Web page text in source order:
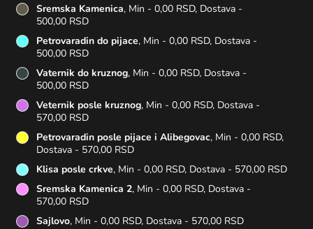
Sremska Kamenica, Min - 0,00 RSD, Dostava -
500,00 RSD
Petrovaradin do pijace, Min - 0,00 RSD, Dostava -
500,00 RSD
Vaternik do kruznog, Min - 0,00 RSD, Dostava -
500,00 RSD
Veternik posle kruznog, Min - 0,00 RSD, Dostava -
570,00 RSD
Petrovaradin posle pijace i Alibegovac, Min - 0,00 RSD,
Dostava - 570,00 RSD
Klisa posle crkve, Min - 0,00 RSD, Dostava - 570,00 RSD
Sremska Kamenica 2, Min - 0,00 RSD, Dostava -
570,00 RSD
Sajlovo, Min - 0,00 RSD, Dostava - 570,00 RSD